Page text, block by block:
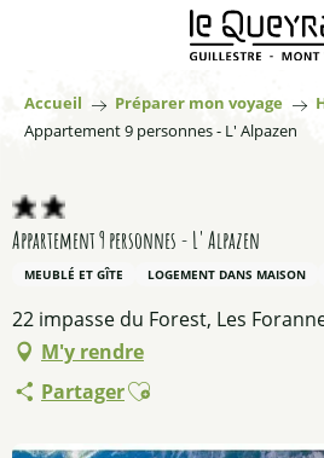
principal
Accueil Préparer mon voyage
Appartement 9 personnes - L' Alpazen
Appartement 9 personnes - L' Alpazen
MEUBLÉ ET GÎTE LOGEMENT DANS MAISON
22 impasse du Forest, Les
M'y rendre
PartagerAjouter aux favoris